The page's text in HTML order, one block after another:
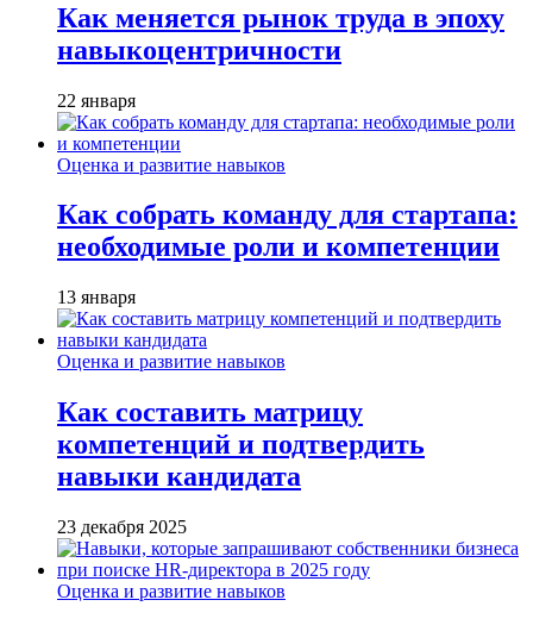
Как меняется рынок труда в эпоху
навыкоцентричности
22 января
Оценка и развитие навыков
Как собрать команду для стартапа:
необходимые роли и компетенции
13 января
Оценка и развитие навыков
Как составить матрицу
компетенций и подтвердить
навыки кандидата
23 декабря 2025
Оценка и развитие навыков